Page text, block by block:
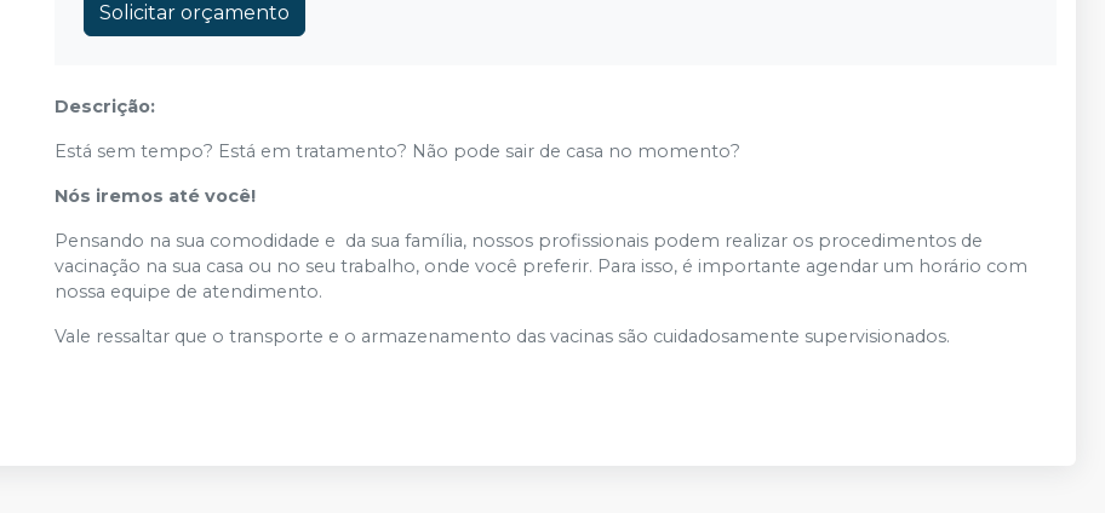
Solicitar orçamento
Descrição:
Está sem tempo? Está em tratamento? Não pode sair de casa no momento?
Nós iremos até você!
Pensando na sua comodidade e da sua família, nossos profissionais podem realizar os procedimentos de
vacinação na sua casa ou no seu trabalho, onde você preferir. Para isso, é importante agendar um horário com
nossa equipe de atendimento.
Vale ressaltar que o transporte e o armazenamento das vacinas são cuidadosamente supervisionados.